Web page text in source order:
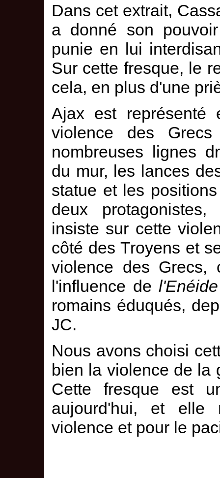
Dans cet extrait,
a donné son
punie en lui
Sur cette fresque, le
cela, en plus d'une
Ajax est représenté
violence des
nombreuses lignes
du mur, les lances
statue et les
deux
insiste sur cette
côté des Troyens et
violence des Grecs,
l'influence del'Enéide
romains éduqués,
JC.
Nous avons choisi
bien la violence de la
Cette fresque est
aujourd'hui, et
violence et pour le